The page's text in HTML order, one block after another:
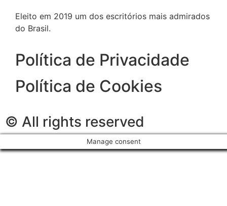
Eleito em 2019 um dos escritórios mais admirados
do Brasil.
Política de Privacidade
Política de Cookies
© All rights reserved
Manage consent